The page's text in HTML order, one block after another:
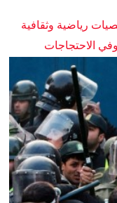
رياضية وثقافية
الاحتجاجات